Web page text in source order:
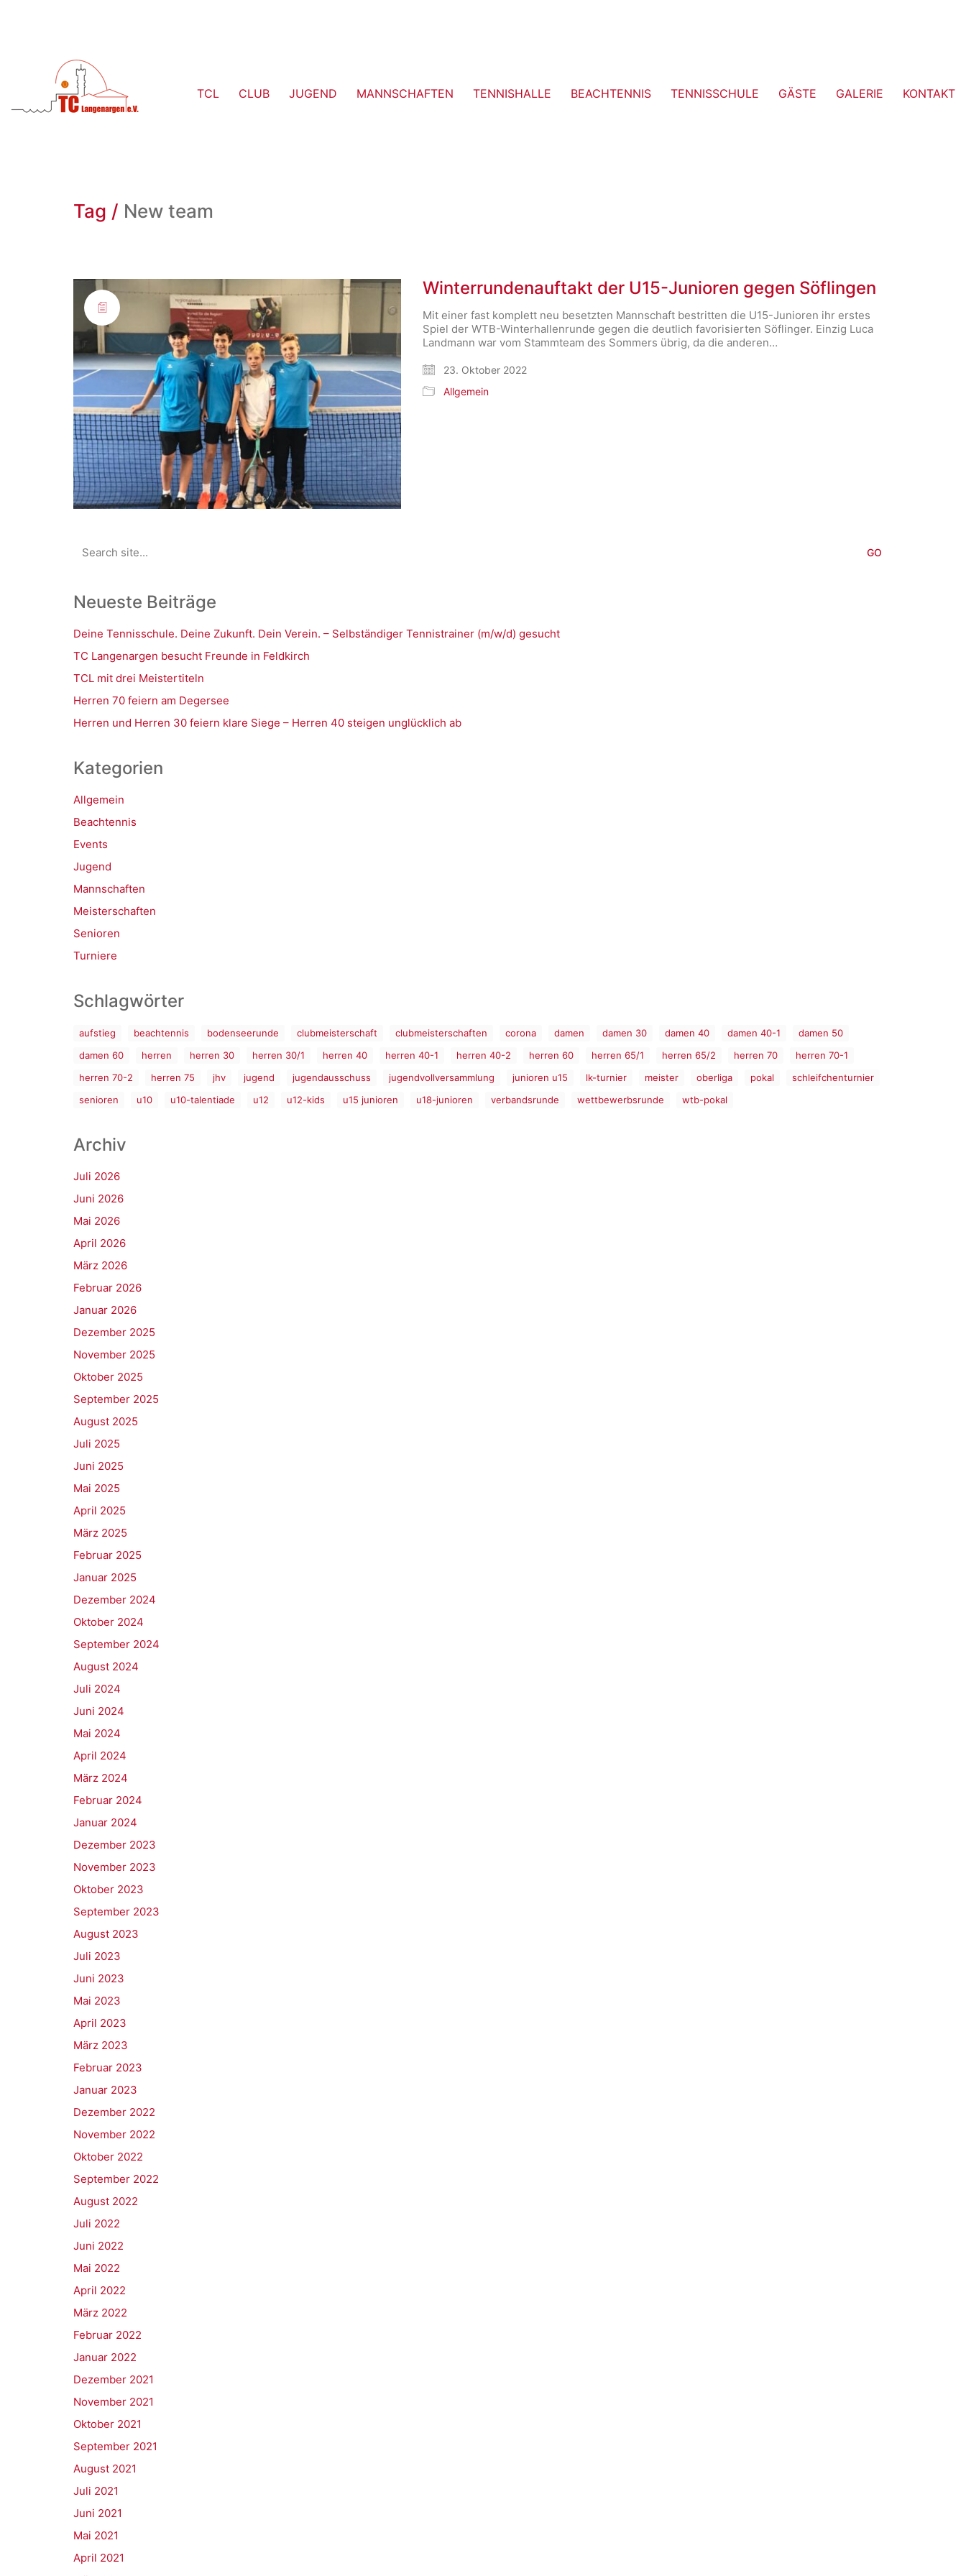
TCL CLUB JUGEND MANNSCHAFTEN TENNISHALLE BEACHTENNIS TENNISSCHULE GÄSTE GALERIE KONTAKT
Tag / New team
Winterrundenauftakt der U15-Junioren gegen Söflingen
Mit einer fast komplett neu besetzten Mannschaft bestritten die U15-Junioren ihr erstes
Spiel der WTB-Winterhallenrunde gegen die deutlich favorisierten Söflinger. Einzig Luca
Landmann war vom Stammteam des Sommers übrig, da die anderen…
23. Oktober 2022
Allgemein
for:
Neueste Beiträge
Deine Tennisschule. Deine Zukunft. Dein Verein. – Selbständiger Tennistrainer (m/w/d) gesucht
TC Langenargen besucht Freunde in Feldkirch
TCL mit drei Meistertiteln
Herren 70 feiern am Degersee
Herren und Herren 30 feiern klare Siege – Herren 40 steigen unglücklich ab
Kategorien
Allgemein
Beachtennis
Events
Jugend
Mannschaften
Meisterschaften
Senioren
Turniere
Schlagwörter
aufstieg beachtennis bodenseerunde clubmeisterschaft clubmeisterschaften corona damen damen 30 damen 40 damen 40-1
damen 50
damen 60
herren herren 30 herren 30/1 herren 40 herren 40-1 herren 40-2 herren 60 herren 65/1 herren 65/2 herren 70
herren 70-1
herren 70-2
herren 75 jhv jugend jugendausschuss jugendvollversammlung junioren u15 lk-turnier meister oberliga pokal
schleifchenturnier
senioren
u10 u10-talentiade u12 u12-kids u15 junioren u18-junioren verbandsrunde wettbewerbsrunde wtb-pokal
Archiv
Juli 2026
Juni 2026
Mai 2026
April 2026
März 2026
Februar 2026
Januar 2026
Dezember 2025
November 2025
Oktober 2025
September 2025
August 2025
Juli 2025
Juni 2025
Mai 2025
April 2025
März 2025
Februar 2025
Januar 2025
Dezember 2024
Oktober 2024
September 2024
August 2024
Juli 2024
Juni 2024
Mai 2024
April 2024
März 2024
Februar 2024
Januar 2024
Dezember 2023
November 2023
Oktober 2023
September 2023
August 2023
Juli 2023
Juni 2023
Mai 2023
April 2023
März 2023
Februar 2023
Januar 2023
Dezember 2022
November 2022
Oktober 2022
September 2022
August 2022
Juli 2022
Juni 2022
Mai 2022
April 2022
März 2022
Februar 2022
Januar 2022
Dezember 2021
November 2021
Oktober 2021
September 2021
August 2021
Juli 2021
Juni 2021
Mai 2021
April 2021